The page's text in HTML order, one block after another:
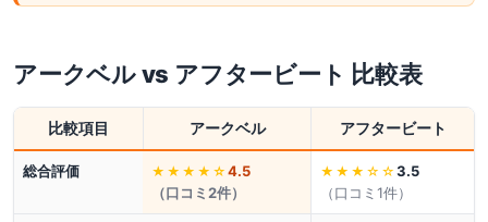
アークベルvs アフタービート 比較表
比較項目 アークベル アフタービート
総合評価 ★★★★ ☆ 4.5
（口コミ2件）
★★★ ☆☆ 3.5
（口コミ 1件）